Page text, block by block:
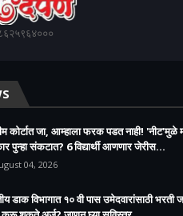
कोर्टात जा, आम्हाला फरक पडत नाही! 'नीट'मुळे
पुन्हा संकटात? 6 विद्यार्थी आणणार जेरीस...
04, 2026
डाक विभागात १० वी पास उमेदवारांसाठी भरती